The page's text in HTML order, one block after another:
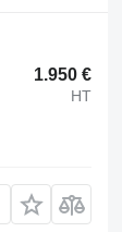
1.950 €
HT